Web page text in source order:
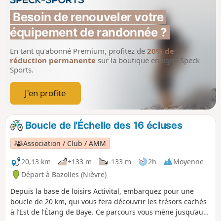
Besoin de renouveler votre
équipement de randonnée ?
En tant qu’abonné Premium, profitez de 20% de
réduction permanente sur la boutique en ligne Speck
Sports.
J'en profite
Boucle de l'Échelle des 16 écluses
Association / Club / AMM
20,13 km
+133 m -133 m 2h
Moyenne
Départ à Bazolles (Nièvre)
Depuis la base de loisirs Activital, embarquez pour une
boucle de 20 km, qui vous fera découvrir les trésors cachés
à l’Est de l’Étang de Baye. Ce parcours vous mène jusqu’aux